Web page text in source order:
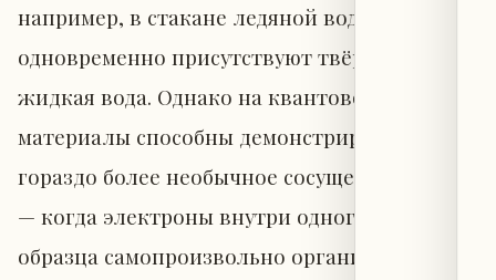
например, в стакане ледяной воды
одновременно присутствуют твёрдый лёд и
жидкая вода. Однако на квантовом уровне
материалы способны демонстрировать
гораздо более необычное сосуществование
— когда электроны внутри одного и того же
образца самопроизвольно организуются в